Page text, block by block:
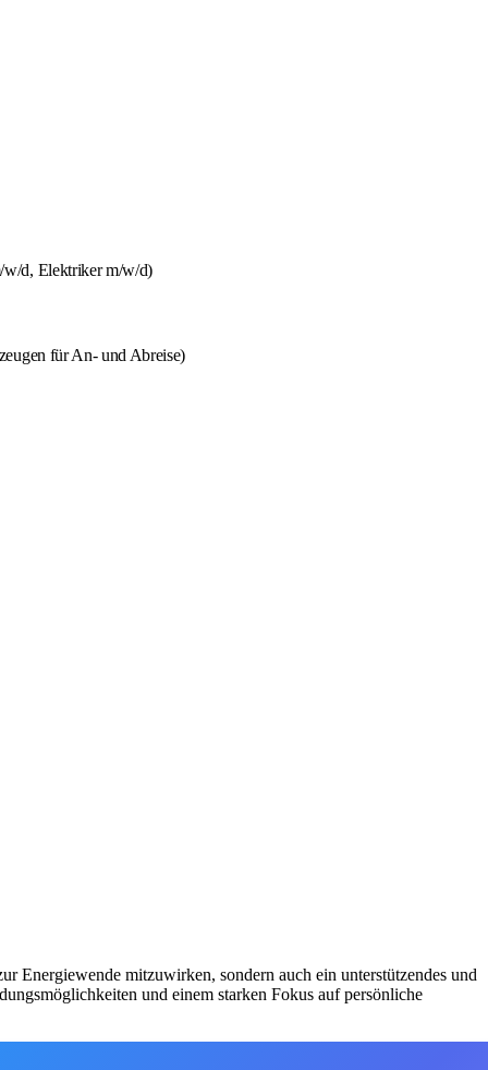
w/d, Elektriker m/w/d)
für An- und Abreise)
Energiewende mitzuwirken, sondern auch ein unterstützendes und
und einem starken Fokus auf persönliche